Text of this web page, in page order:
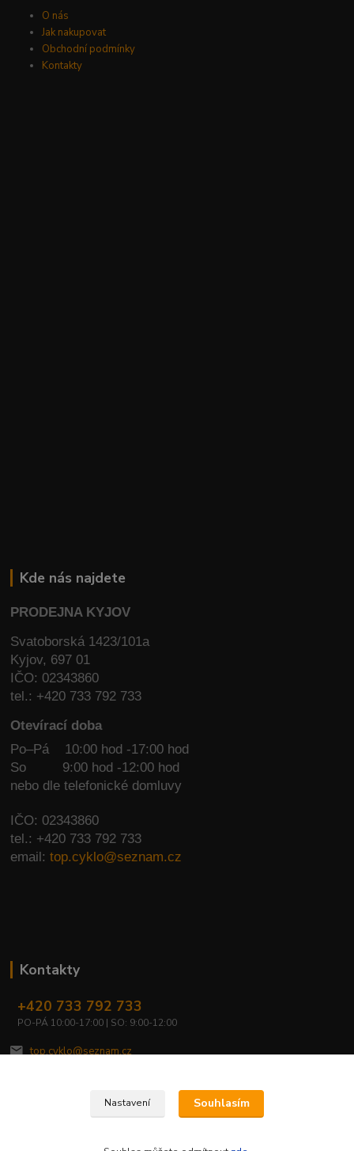
O nás
Jak nakupovat
Obchodní podmínky
Kontakty
Kde nás najdete
PRODEJNA KYJOV
Svatoborská 1423/101a
Kyjov, 697 01
IČO: 02343860
tel.: +420 733 792 733
Otevírací doba
Po–Pá 10:00 hod -17:00 hod
So
9:00 hod -12:00 hod
nebo dle telefonické domluvy
IČO: 02343860
tel.: +420 733 792 733
email:top.cyklo@seznam.cz
Kontakty
+420 733 792 733
PO-PÁ 10:00-17:00 | SO: 9:00-12:00
top.cyklo@seznam.cz
Nastavení Souhlasím